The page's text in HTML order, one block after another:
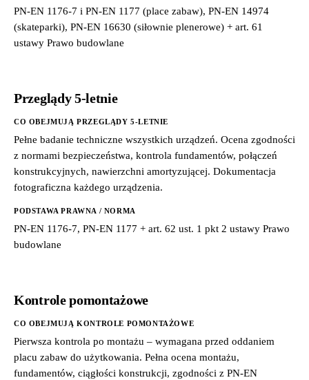
PN-EN 1176-7 i PN-EN 1177 (place zabaw), PN-EN 14974
(skateparki), PN-EN 16630 (siłownie plenerowe) + art. 61
ustawy Prawo budowlane
Przeglądy 5-letnie
CO OBEJMUJĄ PRZEGLĄDY 5-LETNIE
Pełne badanie techniczne wszystkich urządzeń. Ocena zgodności
z normami bezpieczeństwa, kontrola fundamentów, połączeń
konstrukcyjnych, nawierzchni amortyzującej. Dokumentacja
fotograficzna każdego urządzenia.
PODSTAWA PRAWNA / NORMA
PN-EN 1176-7, PN-EN 1177 + art. 62 ust. 1 pkt 2 ustawy Prawo
budowlane
Kontrole pomontażowe
CO OBEJMUJĄ KONTROLE POMONTAŻOWE
Pierwsza kontrola po montażu – wymagana przed oddaniem
placu zabaw do użytkowania. Pełna ocena montażu,
fundamentów, ciągłości konstrukcji, zgodności z PN-EN